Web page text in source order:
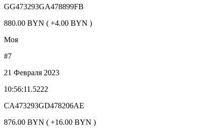
GG473293GA478899FB
880.00 BYN ( +4.00 BYN )
Моя
#7
21 Февраля 2023
10:56:11.5222
CA473293GD478206AE
876.00 BYN ( +16.00 BYN )